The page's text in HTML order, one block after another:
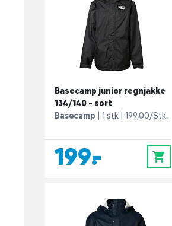
Basecamp junior regnjakke
134/140 - sort
Basecamp
1 stk 199,00/Stk.
199,- 0